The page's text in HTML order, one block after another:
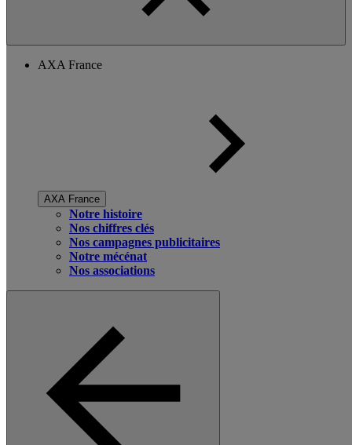
AXA France
AXA France
Notre histoire
Nos chiffres clés
Nos campagnes publicitaires
Notre mécénat
Nos associations